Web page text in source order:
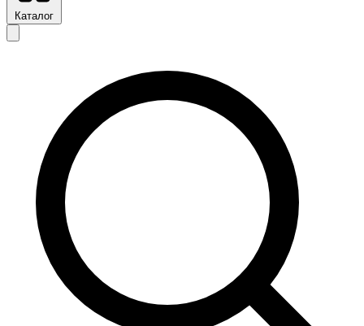
Каталог